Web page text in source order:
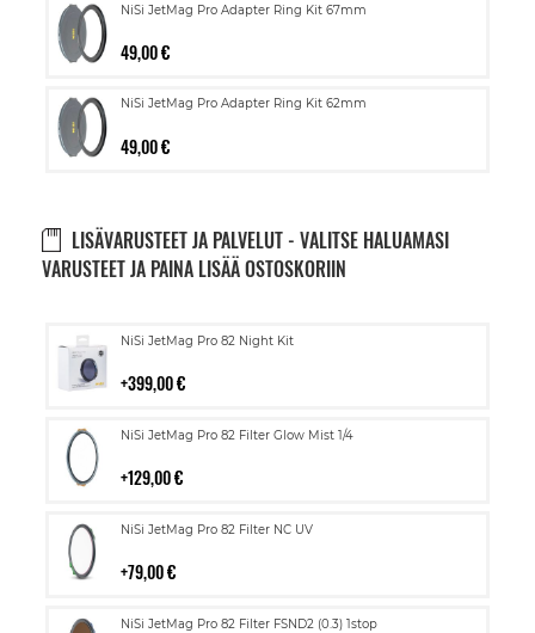
NiSi JetMag Pro Adapter Ring Kit 67mm
49,00 €
NiSi JetMag Pro Adapter Ring Kit 62mm
49,00 €
LISÄVARUSTEET JA PALVELUT - VALITSE HALUAMASI
VARUSTEET JA PAINA LISÄÄ OSTOSKORIIN
NiSi JetMag Pro 82 Night Kit
399,00 €
Lisää
NiSi JetMag Pro 82 Filter Glow Mist 1/4
129,00 €
Lisää
NiSi JetMag Pro 82 Filter NC UV
79,00 €
Lisää
NiSi JetMag Pro 82 Filter FSND2 (0.3) 1stop
Lisää